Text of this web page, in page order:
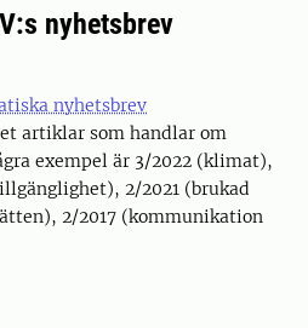
nyhetsbrev
nyhetsbrev
artiklar som handlar om
exempel är 3/2022 (klimat),
2/2021 (brukad
2/2017 (kommunikation